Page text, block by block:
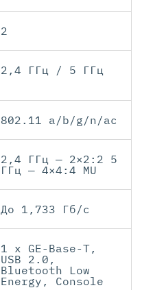
2
2,4 ГГц / 5 ГГц
802.11 a/b/g/n/ac
2,4 ГГц — 2×2:2 5
ГГц — 4×4:4 MU
До 1,733 Гб/с
1 x GE-Base-T,
USB 2.0,
Bluetooth Low
Energy, Console